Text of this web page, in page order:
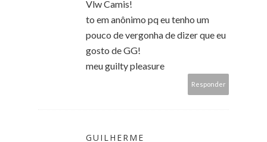
Vlw Camis!
to em anônimo pq eu tenho um
pouco de vergonha de dizer que eu
gosto de GG!
meu guilty pleasure
Responder
GUILHERME